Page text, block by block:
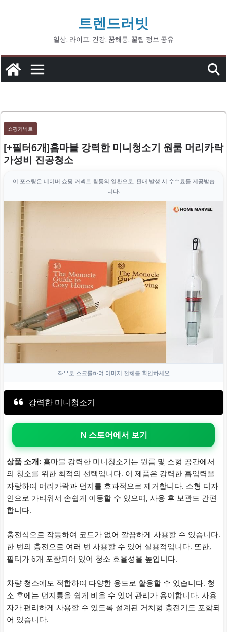
트렌드러빗
일상, 라이프, 건강, 꿈해몽, 꿀팁 정보 공유
쇼핑커넥트
[+필터6개]홈마블 강력한 미니청소기 원룸 머리카락
가성비 진공청소
이 포스팅은 네이버 쇼핑 커넥트 활동의 일환으로, 판매 발생 시 수수료를 제공받습
니다.
좌우로 스크롤하여 이미지 전체를 확인하세요
강력한 미니청소기
N 스토어에서 보기
상품 소개: 홈마블 강력한 미니청소기는 원룸 및 소형 공간에서
의 청소를 위한 최적의 선택입니다. 이 제품은 강력한 흡입력을
자랑하여 머리카락과 먼지를 효과적으로 제거합니다. 소형 디자
인으로 가벼워서 손쉽게 이동할 수 있으며, 사용 후 보관도 간편
합니다.
충전식으로 작동하여 코드가 없어 깔끔하게 사용할 수 있습니다.
한 번의 충전으로 여러 번 사용할 수 있어 실용적입니다. 또한,
필터가 6개 포함되어 있어 청소 효율성을 높입니다.
차량 청소에도 적합하여 다양한 용도로 활용할 수 있습니다. 청
소 후에는 먼지통을 쉽게 비울 수 있어 관리가 용이합니다. 사용
자가 편리하게 사용할 수 있도록 설계된 거치형 충전기도 포함되
어 있습니다.